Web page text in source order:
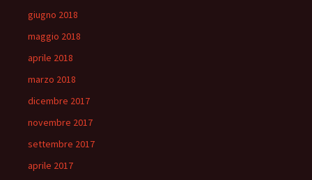
giugno 2018
maggio 2018
aprile 2018
marzo 2018
dicembre 2017
novembre 2017
settembre 2017
aprile 2017